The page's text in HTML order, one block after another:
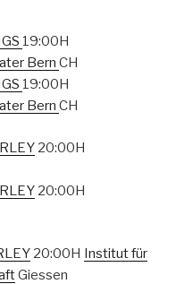
19:00H
Bern CH
19:00H
Bern CH
20:00H
20:00H
20:00H Institut für
Giessen